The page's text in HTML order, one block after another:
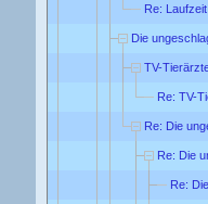
Re:
Die
TV-
Re: TV-
Re: Die
Re: Die
Re: